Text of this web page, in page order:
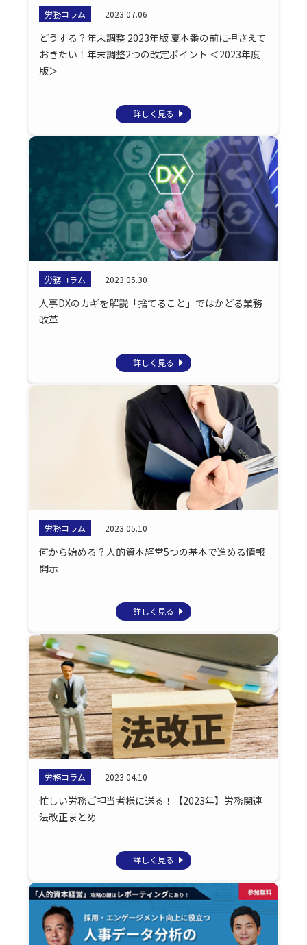
労務コラム 2023.07.06
どうする？年末調整 2023年版 夏本番の前に押さえて
おきたい！年末調整2つの改定ポイント ＜2023年度
版＞
詳しく見る
労務コラム 2023.05.30
人事DXのカギを解説「捨てること」ではかどる業務
改革
詳しく見る
労務コラム 2023.05.10
何から始める？人的資本経営5つの基本で進める情報
開示
詳しく見る
労務コラム 2023.04.10
忙しい労務ご担当者様に送る！【2023年】労務関連
法改正まとめ
詳しく見る